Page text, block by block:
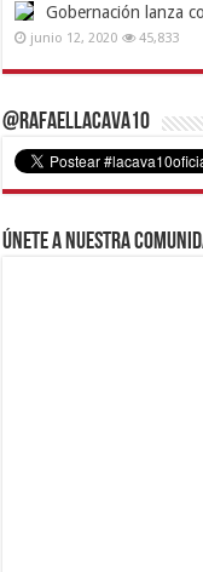
Gobernación lanza
junio 12, 2020 45,833
@RafaelLacava10
Únete a nuestra